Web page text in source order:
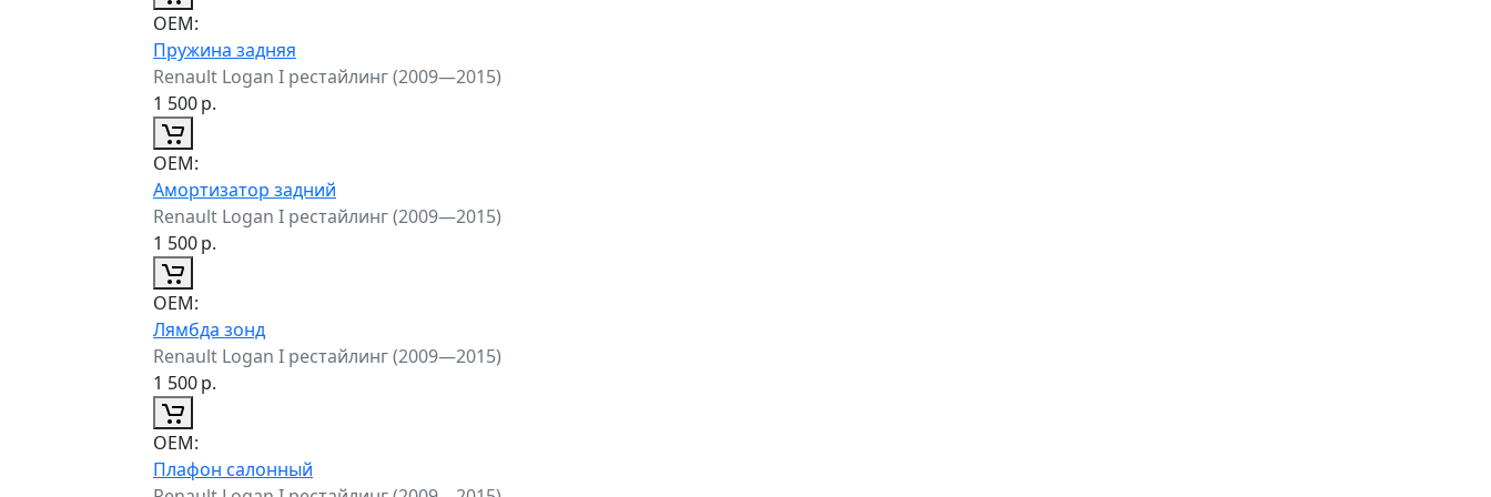
ОЕМ:
Пружина задняя
Renault Logan I рестайлинг (2009—2015)
1 500р.
ОЕМ:
Амортизатор задний
Renault Logan I рестайлинг (2009—2015)
1 500р.
ОЕМ:
Лямбда зонд
Renault Logan I рестайлинг (2009—2015)
1 500р.
ОЕМ:
Плафон салонный